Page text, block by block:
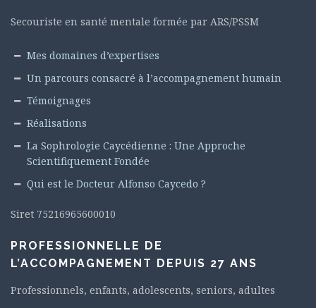
Secouriste en santé mentale formée par ARS/PSSM
Mes domaines d’expertises
Un parcours consacré à l’accompagnement humain
Témoignages
Réalisations
La Sophrologie Caycédienne : Une Approche
Scientifiquement Fondée
Qui est le Docteur Alfonso Caycedo ?
Siret 75216965600010
PROFESSIONNELLE DE
L’ACCOMPAGNEMENT DEPUIS 27 ANS
Professionnels, enfants, adolescents, seniors, adultes